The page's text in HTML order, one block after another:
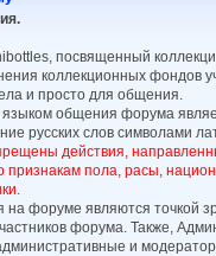
посвященный
коллекционных фондов
и просто для общения.
общения форума
русских слов символами
действия,
признакам пола, расы,
на форуме являются точкой
форума. Также,
и